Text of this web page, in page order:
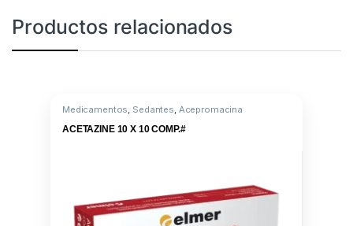
Productos relacionados
Medicamentos Sedantes Acepromacina
ACETAZINE 10 X 10 COMP.#